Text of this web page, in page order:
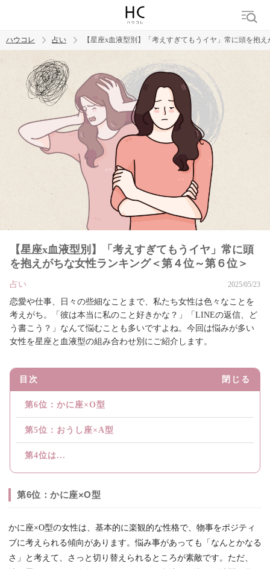
トレンド ワード
ハウコレ 占い 【星座x血液型別】「考えすぎてもうイヤ」常に頭を抱
【星座x血液型別】「考えすぎてもうイヤ」常に頭
を抱えがちな女性ランキング＜第４位～第６位＞
占い 2025/05/23
恋愛や仕事、日々の些細なことまで、私たち女性は色々なことを
考えがち。「彼は本当に私のこと好きかな？」「LINEの返信、ど
う書こう？」なんて悩むことも多いですよね。今回は悩みが多い
女性を星座と血液型の組み合わせ別にご紹介します。
目次 閉じる
第6位：かに座×O型
第5位：おうし座×A型
第4位は...
第6位：かに座×O型
かに座×O型の女性は、基本的に楽観的な性格で、物事をポジティ
ブに考えられる傾向があります。悩み事があっても「なんとかなる
さ」と考えて、さっと切り替えられるところが素敵です。ただ、